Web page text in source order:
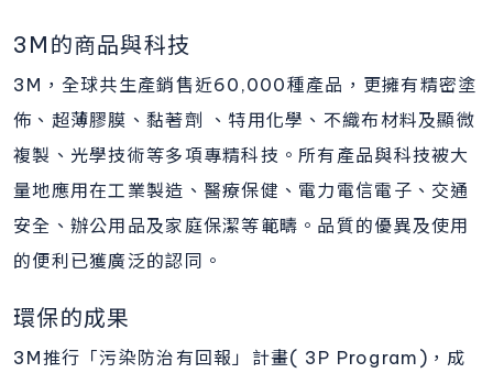
3M的商品與科技
3M，全球共生產銷售近60,000種產品，更擁有精密塗
佈、超薄膠膜、黏著劑 、特用化學、不織布材料及顯微
複製、光學技術等多項專精科技。所有產品與科技被大
量地應用在工業製造、醫療保健、電力電信電子、交通
安全、辦公用品及家庭保潔等範疇。品質的優異及使用
的便利已獲廣泛的認同。
環保的成果
3M推行「污染防治有回報」計畫( 3P Program)，成